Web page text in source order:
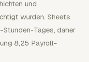
und
wurden. Sheets
Tages, daher
8,25 Payroll-